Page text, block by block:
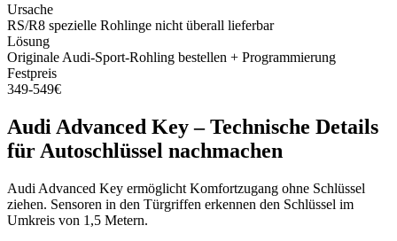
Ursache
RS/R8 spezielle Rohlinge nicht überall lieferbar
Lösung
Originale Audi-Sport-Rohling bestellen + Programmierung
Festpreis
349-549€
Audi Advanced Key– Technische Details
für Autoschlüssel nachmachen
Audi Advanced Key ermöglicht Komfortzugang ohne Schlüssel
ziehen. Sensoren in den Türgriffen erkennen den Schlüssel im
Umkreis von 1,5 Metern.